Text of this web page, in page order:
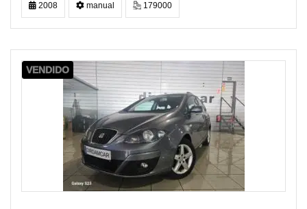
2008 manual 179000
VENDIDO